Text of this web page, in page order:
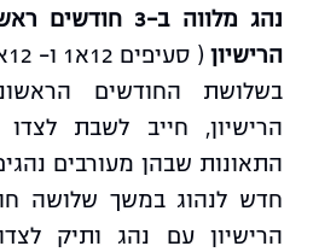
נהג מלווה ב-3
הרישיון ( סעיפים 12א1 ו- 12א2 לפק' התעבורה)
בשלושת החודשים
הרישיון, חייב לשבת לצדו
התאונות שבהן מעורבים
חדש לנהוג במשך שלושה
הרישיון עם נהג ותיק